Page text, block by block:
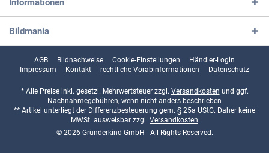
Informationen
Bildmania
AGB Bildnachweise Cookie-Einstellungen
Händler-Login
Impressum
Kontakt rechtliche Vorabinformationen Datenschutz
* Alle Preise inkl. gesetzl. Mehrwertsteuer zzgl. Versandkosten und ggf.
Nachnahmegebühren, wenn nicht anders beschrieben
** Artikel unterliegt der Differenzbesteuerung gem. § 25a UStG. Daher keine
MWSt. ausweisbar zzgl. Versandkosten
© 2026 Gründerkind GmbH - All Rights Reserved.